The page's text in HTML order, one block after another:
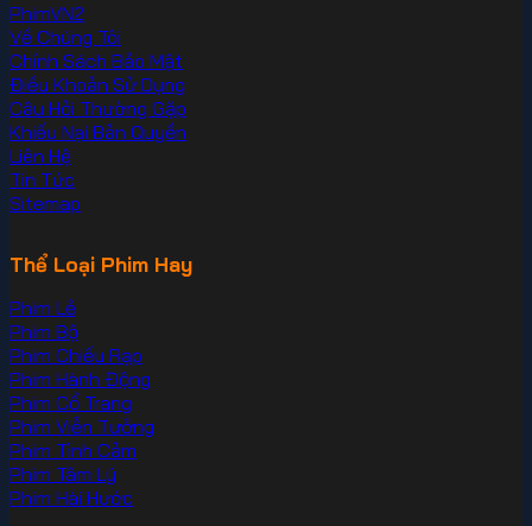
PhimVN2
Về Chúng Tôi
Chính Sách Bảo Mật
Điều Khoản Sử Dụng
Câu Hỏi Thường Gặp
Khiếu Nại Bản Quyền
Liên Hệ
Tin Tức
Sitemap
Thể Loại Phim Hay
Phim Lẻ
Phim Bộ
Phim Chiếu Rạp
Phim Hành Động
Phim Cổ Trang
Phim Viễn Tưởng
Phim Tình Cảm
Phim Tâm Lý
Phim Hài Hước